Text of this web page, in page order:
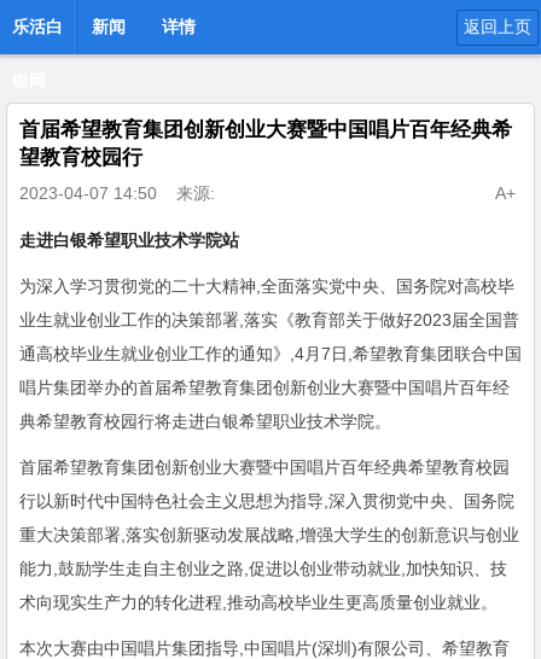
乐活白 新闻 详情 返回上页
首届希望教育集团创新创业大赛暨中国唱片百年经典希
望教育校园行
2023-04-07 14:50 来源: A+
走进白银希望职业技术学院站
为深入学习贯彻党的二十大精神,全面落实党中央、国务院对高校毕
业生就业创业工作的决策部署,落实《教育部关于做好2023届全国普
通高校毕业生就业创业工作的通知》,4月7日,希望教育集团联合中国
唱片集团举办的首届希望教育集团创新创业大赛暨中国唱片百年经
典希望教育校园行将走进白银希望职业技术学院。
首届希望教育集团创新创业大赛暨中国唱片百年经典希望教育校园
行以新时代中国特色社会主义思想为指导,深入贯彻党中央、国务院
重大决策部署,落实创新驱动发展战略,增强大学生的创新意识与创业
能力,鼓励学生走自主创业之路,促进以创业带动就业,加快知识、技
术向现实生产力的转化进程,推动高校毕业生更高质量创业就业。
本次大赛由中国唱片集团指导,中国唱片(深圳)有限公司、希望教育